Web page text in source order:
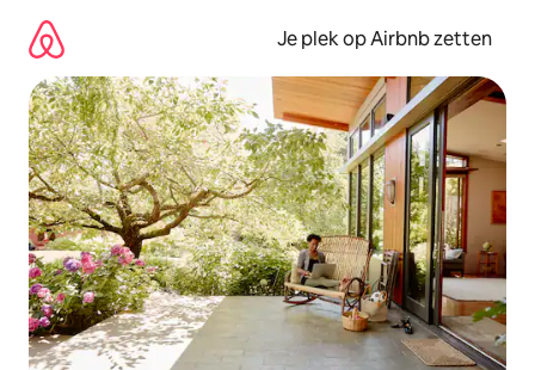
direct
naar
inhoud
Je plek op Airbnb zetten